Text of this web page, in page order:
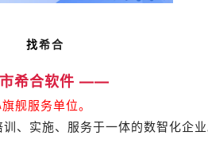
找希合
希合软件 ——
舰服务单位。
、实施、服务于一体的数智化企业